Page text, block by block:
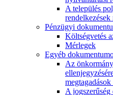
A település
Pénzügyi
Költségvetés
Mérlegek
Egyéb
Az
megtagadások
A